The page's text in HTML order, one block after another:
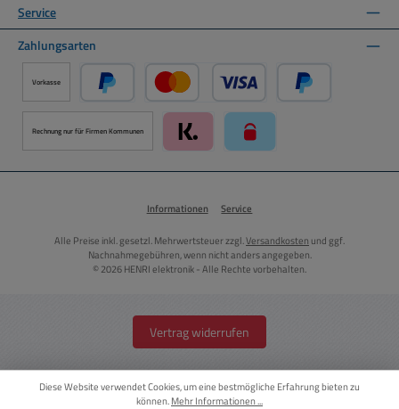
Service
Zahlungsarten
Vorkasse
PayPal Kredit- oder Debitkarte über PayPal
Rechnung nur für Firmen Kommunen
Informationen Service
Alle Preise inkl. gesetzl. Mehrwertsteuer zzgl.Versandkosten und ggf.
Nachnahmegebühren, wenn nicht anders angegeben.
© 2026 HENRI elektronik - Alle Rechte vorbehalten.
Vertrag widerrufen
Diese Website verwendet Cookies, um eine bestmögliche Erfahrung bieten zu
können.Mehr Informationen ...